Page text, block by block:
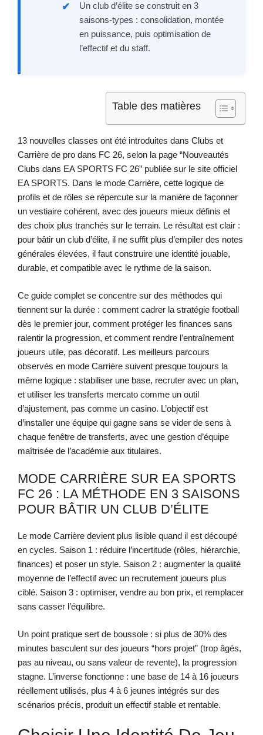
Un club d’élite se construit en 3
saisons-types : consolidation, montée
en puissance, puis optimisation de
l’effectif et du staff.
Table des matières
13 nouvelles classes ont été introduites dans Clubs et
Carrière de pro dans FC 26, selon la page “Nouveautés
Clubs dans EA SPORTS FC 26” publiée sur le site officiel
EA SPORTS. Dans le mode Carrière, cette logique de
profils et de rôles se répercute sur la manière de façonner
un vestiaire cohérent, avec des joueurs mieux définis et
des choix plus tranchés sur le terrain. Le résultat est clair :
pour bâtir un club d’élite, il ne suffit plus d’empiler des notes
générales élevées, il faut construire une identité jouable,
durable, et compatible avec le rythme de la saison.
Ce guide complet se concentre sur des méthodes qui
tiennent sur la durée : comment cadrer la stratégie football
dès le premier jour, comment protéger les finances sans
ralentir la progression, et comment rendre l’entraînement
joueurs utile, pas décoratif. Les meilleurs parcours
observés en mode Carrière suivent presque toujours la
même logique : stabiliser une base, recruter avec un plan,
et utiliser les transferts mercato comme un outil
d’ajustement, pas comme un casino. L’objectif est
d’installer une équipe qui gagne sans se vider de sens à
chaque fenêtre de transferts, avec une gestion d’équipe
maîtrisée de l’académie aux titulaires.
MODE CARRIÈRE SUR EA SPORTS
FC 26 : LA MÉTHODE EN 3 SAISONS
POUR BÂTIR UN CLUB D’ÉLITE
Le mode Carrière devient plus lisible quand il est découpé
en cycles. Saison 1 : réduire l’incertitude (rôles, hiérarchie,
finances) et poser un style. Saison 2 : augmenter la qualité
moyenne de l’effectif avec un recrutement joueurs plus
ciblé. Saison 3 : optimiser, vendre au bon prix, et remplacer
sans casser l’équilibre.
Un point pratique sert de boussole : si plus de 30% des
minutes basculent sur des joueurs “hors projet” (trop âgés,
pas au niveau, ou sans valeur de revente), la progression
stagne. L’inverse fonctionne : une base de 14 à 16 joueurs
réellement utilisés, plus 4 à 6 jeunes intégrés sur des
scénarios précis, produit un effectif stable et rentable.